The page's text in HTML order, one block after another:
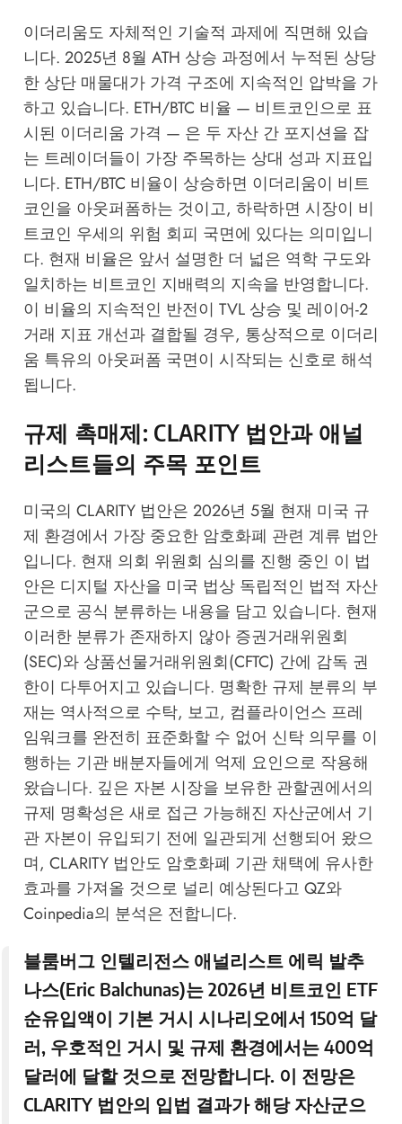
이더리움도 자체적인 기술적 과제에 직면해 있습
니다. 2025년 8월 ATH 상승 과정에서 누적된 상당
한 상단 매물대가 가격 구조에 지속적인 압박을 가
하고 있습니다. ETH/BTC 비율 — 비트코인으로 표
시된 이더리움 가격 — 은 두 자산 간 포지션을 잡
는 트레이더들이 가장 주목하는 상대 성과 지표입
니다. ETH/BTC 비율이 상승하면 이더리움이 비트
코인을 아웃퍼폼하는 것이고, 하락하면 시장이 비
트코인 우세의 위험 회피 국면에 있다는 의미입니
다. 현재 비율은 앞서 설명한 더 넓은 역학 구도와
일치하는 비트코인 지배력의 지속을 반영합니다.
이 비율의 지속적인 반전이 TVL 상승 및 레이어-2
거래 지표 개선과 결합될 경우, 통상적으로 이더리
움 특유의 아웃퍼폼 국면이 시작되는 신호로 해석
됩니다.
규제 촉매제: CLARITY 법안과 애널
리스트들의 주목 포인트
미국의 CLARITY 법안은 2026년 5월 현재 미국 규
제 환경에서 가장 중요한 암호화폐 관련 계류 법안
입니다. 현재 의회 위원회 심의를 진행 중인 이 법
안은 디지털 자산을 미국 법상 독립적인 법적 자산
군으로 공식 분류하는 내용을 담고 있습니다. 현재
이러한 분류가 존재하지 않아 증권거래위원회
(SEC)와 상품선물거래위원회(CFTC) 간에 감독 권
한이 다투어지고 있습니다. 명확한 규제 분류의 부
재는 역사적으로 수탁, 보고, 컴플라이언스 프레
임워크를 완전히 표준화할 수 없어 신탁 의무를 이
행하는 기관 배분자들에게 억제 요인으로 작용해
왔습니다. 깊은 자본 시장을 보유한 관할권에서의
규제 명확성은 새로 접근 가능해진 자산군에서 기
관 자본이 유입되기 전에 일관되게 선행되어 왔으
며, CLARITY 법안도 암호화폐 기관 채택에 유사한
효과를 가져올 것으로 널리 예상된다고 QZ와
Coinpedia의 분석은 전합니다.
블룸버그 인텔리전스 애널리스트 에릭 발추
나스(Eric Balchunas)는 2026년 비트코인 ETF
순유입액이 기본 거시 시나리오에서 150억 달
러, 우호적인 거시 및 규제 환경에서는 400억
달러에 달할 것으로 전망합니다. 이 전망은
CLARITY 법안의 입법 결과가 해당 자산군으